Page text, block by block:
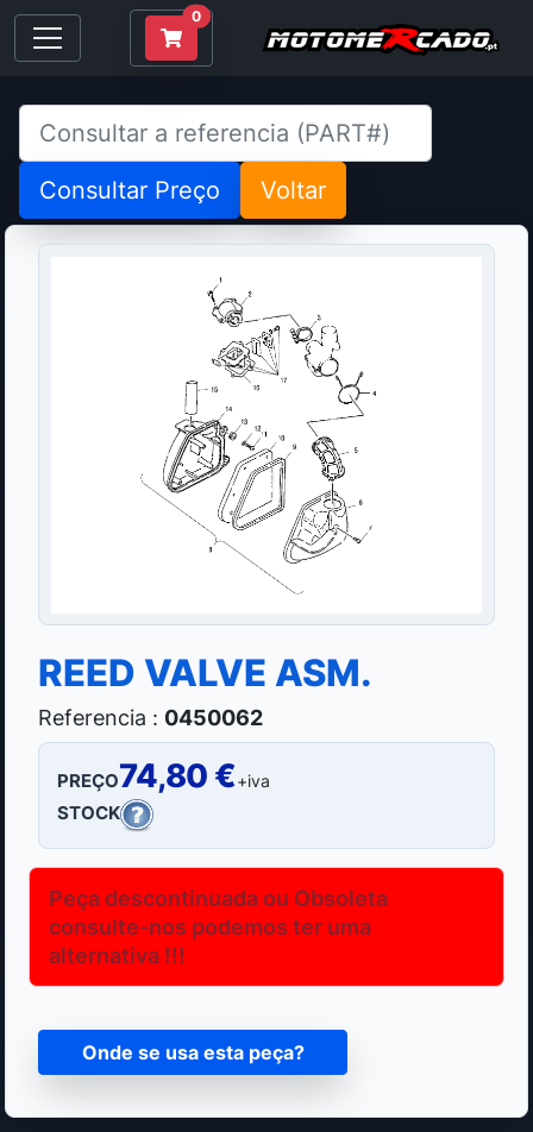
0
Consultar Preço Voltar
REED VALVE ASM.
Referencia : 0450062
PREÇO74,80 €+iva
STOCK
Peça descontinuada ou Obsoleta
consulte-nos podemos ter uma
alternativa !!!
Onde se usa esta peça?